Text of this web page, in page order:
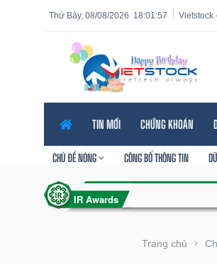
18:01:58
Thứ Bảy, 08/08/2026 Vietstock
TIN MỚI CHỨNG KHOÁN
CHỦ ĐỀ NÓNG CÔNG BỐ THÔNG TIN
Trang chủ
Tính năng
năng
VIETSTOCK